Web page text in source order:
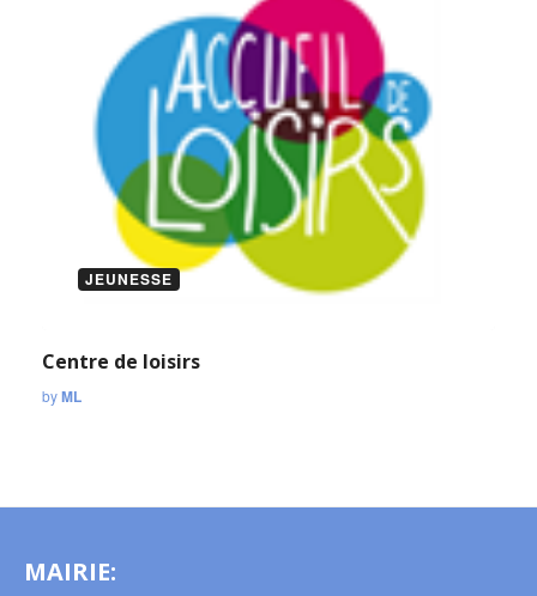
JEUNESSE
Centre de loisirs
byML
MAIRIE: